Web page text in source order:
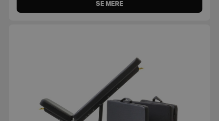
SE MERE